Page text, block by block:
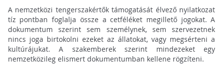
A nemzetközi tengerszakértők támogatását élvező nyilatkozat
tíz pontban foglalja össze a cetféléket megillető jogokat. A
dokumentum szerint sem személynek, sem szervezetnek
nincs joga birtokolni ezeket az állatokat, vagy megsérteni a
kultúrájukat. A szakemberek szerint mindezeket egy
nemzetközileg elismert dokumentumban kellene rögzíteni.